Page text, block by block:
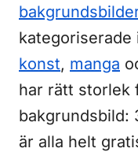
kategoriserade
konst, manga
har rätt storlek
bakgrundsbild:
är alla helt